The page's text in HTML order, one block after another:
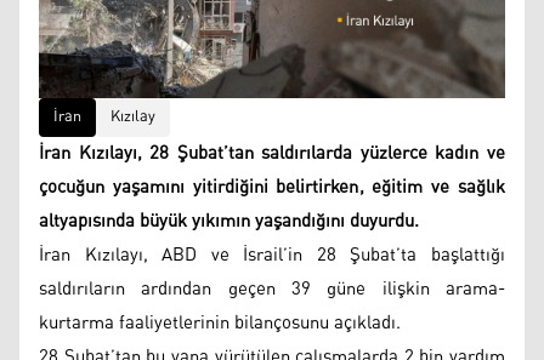
İran Kızılay
İran Kızılayı, 28 Şubat’tan saldırılarda yüzlerce kadın ve
çocuğun yaşamını yitirdiğini belirtirken, eğitim ve sağlık
altyapısında büyük yıkımın yaşandığını duyurdu.
İran Kızılayı, ABD ve İsrail’in 28 Şubat’ta başlattığı
saldırıların ardından geçen 39 güne ilişkin arama-
kurtarma faaliyetlerinin bilançosunu açıkladı.